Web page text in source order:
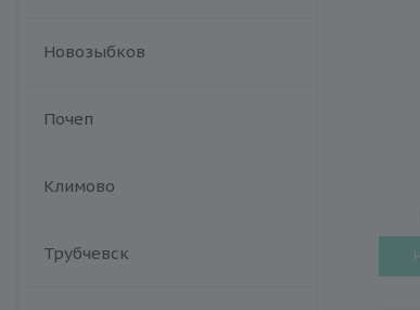
Новозыбков
Почеп
Климово
Трубчевск